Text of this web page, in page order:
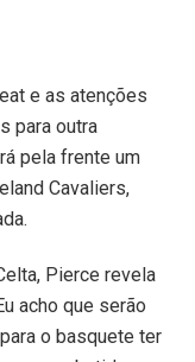
e as atenções
para outra
pela frente um
Cavaliers,
Pierce revela
acho que serão
o basquete ter